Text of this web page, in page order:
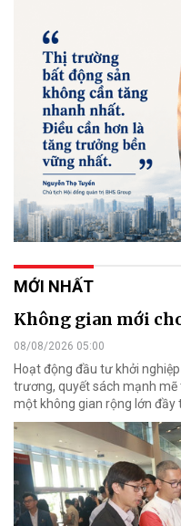
MỚI NHẤT
Không gian mới
08/08/2026 05:00
Hoạt động đầu tư khởi
trương, quyết sách mạnh mẽ
một không gian rộng lớn đầy